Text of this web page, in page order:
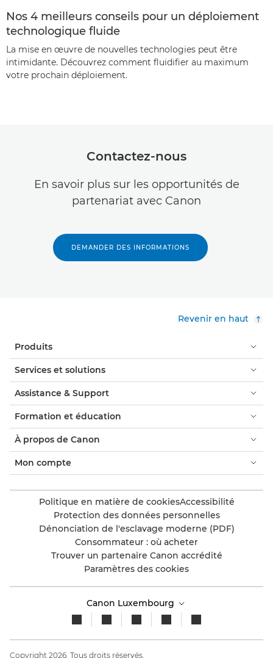
Nos 4 meilleurs conseils pour un déploiement
technologique fluide
La mise en œuvre de nouvelles technologies peut être
intimidante. Découvrez comment fluidifier au maximum
votre prochain déploiement.
Contactez-nous
En savoir plus sur les opportunités de
partenariat avec Canon
DEMANDER DES INFORMATIONS
Revenir en haut
Produits
Services et solutions
Assistance & Support
Formation et éducation
À propos de Canon
Mon compte
Politique en matière de cookiesAccessibilité
Protection des données personnelles
Dénonciation de l'esclavage moderne (PDF)
Consommateur : où acheter
Trouver un partenaire Canon accrédité
Paramètres des cookies
Canon Luxembourg
Copyright 2026. Tous droits réservés.